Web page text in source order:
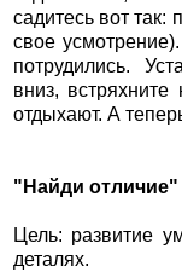
садитесь вот так:
свое
потрудились.
вниз,
отдыхают. А
"Найди отличие"
Цель: развитие
деталях.